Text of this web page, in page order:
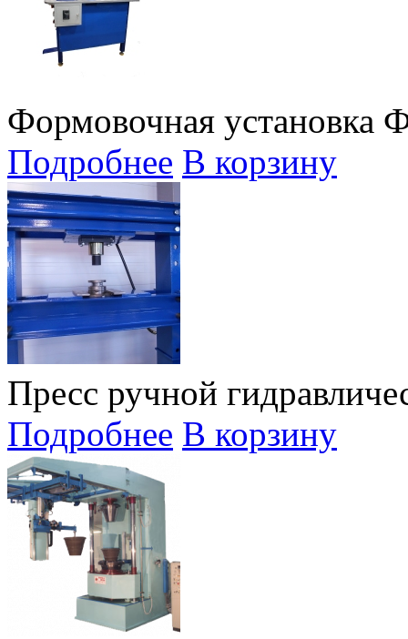
Формовочная установка
Подробнее В корзину
Пресс ручной
Подробнее В корзину